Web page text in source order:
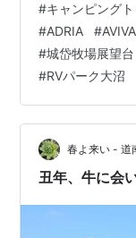
大沼キャンプ場
プ林館 〜 ここで
今日は焚き火 〜
に失礼します 〜
達と同じみたい
#キャンピング
#ADRIA #
#城岱牧場展望台
#RVパーク大沼
春よ来い - 道
丑年、牛に会